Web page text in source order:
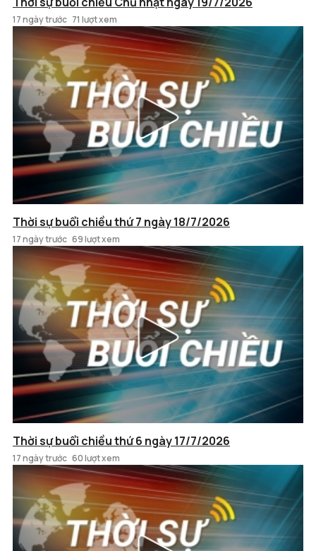
17 ngày trước 71 lượt xem
Thời sự buổi chiều thứ 7 ngày 18/7/2026
17 ngày trước 69 lượt xem
Thời sự buổi chiều thứ 6 ngày 17/7/2026
17 ngày trước 60 lượt xem